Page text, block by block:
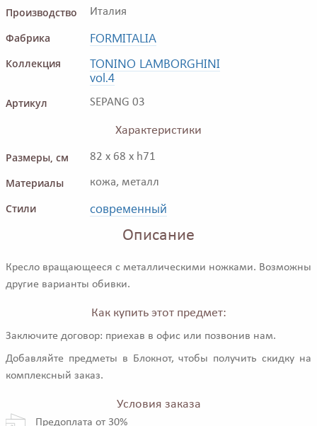
Производство
Италия
Фабрика FORMITALIA
Коллекция
TONINO LAMBORGHINI
vol.4
Артикул SEPANG 03
Характеристики
Размеры, см
82 x 68 x h71
Материалы кожа, металл
Стили современный
Описание
Кресло вращающееся с металлическими ножками. Возможны
другие варианты обивки.
Как купить этот предмет:
Заключите договор: приехав в офис или позвонив нам.
Добавляйте предметы в Блокнот, чтобы получить скидку на
комплексный заказ.
Условия заказа
Предоплата от 30%